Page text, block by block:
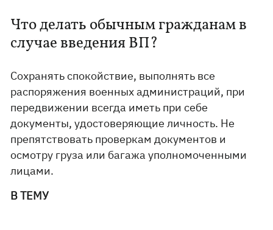
Что делать обычным гражданам в
случае введения ВП?
Сохранять спокойствие, выполнять все
распоряжения военных администраций, при
передвижении всегда иметь при себе
документы, удостоверяющие личность. Не
препятствовать проверкам документов и
осмотру груза или багажа уполномоченными
лицами.
В ТЕМУ